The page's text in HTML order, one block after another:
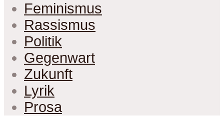
Feminismus
Rassismus
Politik
Gegenwart
Zukunft
Lyrik
Prosa